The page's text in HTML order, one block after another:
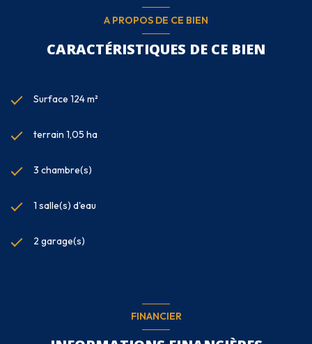
A PROPOS DE CE BIEN
CARACTÉRISTIQUES DE CE BIEN
Surface 124 m²
terrain 1,05 ha
3 chambre(s)
1 salle(s) d'eau
2 garage(s)
FINANCIER